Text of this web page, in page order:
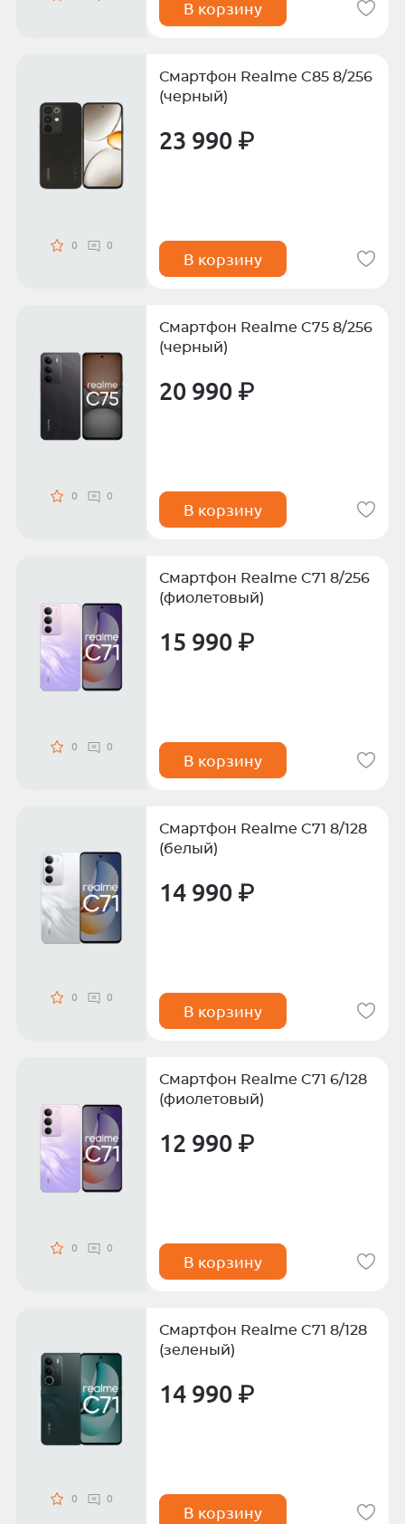
В корзину
0 0
Смартфон Realme C85 8/256
(черный)
23 990 ₽
В корзину
0 0
Смартфон Realme C75 8/256
(черный)
20 990 ₽
В корзину
0 0
Смартфон Realme C71 8/256
(фиолетовый)
15 990 ₽
В корзину
0 0
Смартфон Realme C71 8/128
(белый)
14 990 ₽
В корзину
0 0
Смартфон Realme C71 6/128
(фиолетовый)
12 990 ₽
В корзину
0 0
Смартфон Realme C71 8/128
(зеленый)
14 990 ₽
В корзину